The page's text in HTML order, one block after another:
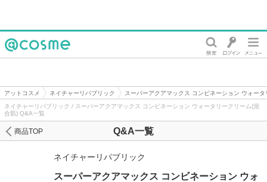
アットコスメ ネイチャーリパブリック
スーパーアクアマックス コンビネーション ウォー
ネイチャーリパブリック / スーパーアクアマックス コンビネーション ウォータリークリーム(混
合肌) Q&A一覧
Q&A一覧
商品TOP
ネイチャーリパブリック
スーパーアクアマックス コンビネーション ウォ